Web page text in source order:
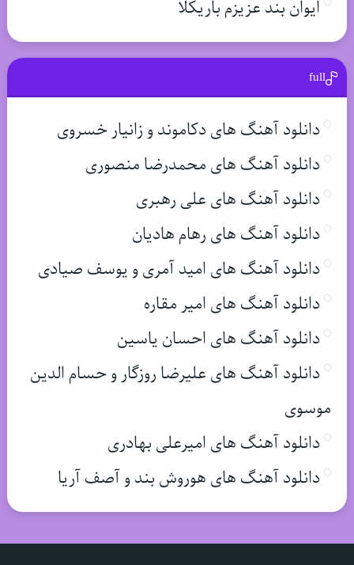
ایوان بند عزیزم باریکلا
full
دانلود آهنگ های دکاموند و زانیار خسروی
دانلود آهنگ های محمدرضا منصوری
دانلود آهنگ های علی رهبری
دانلود آهنگ های رهام هادیان
دانلود آهنگ های امید آمری و یوسف صیادی
دانلود آهنگ های امیر مقاره
دانلود آهنگ های احسان یاسین
دانلود آهنگ های علیرضا روزگار و حسام الدین
موسوی
دانلود آهنگ های امیرعلی بهادری
دانلود آهنگ های هوروش بند و آصف آریا